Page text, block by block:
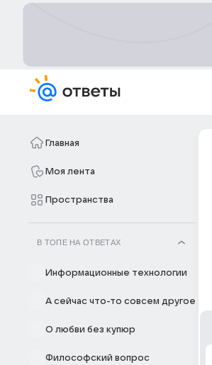
Главная
Моя лента
Пространства
В ТОПЕ НА ОТВЕТАХ
Информационные технологии
А сейчас что-то совсем другое
О любви без купюр
Философский вопрос